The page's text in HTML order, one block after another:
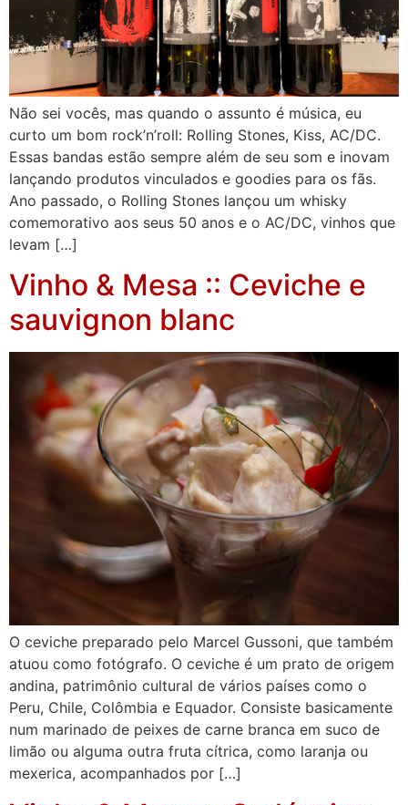
Não sei vocês, mas quando o assunto é música, eu
curto um bom rock’n’roll: Rolling Stones, Kiss, AC/DC.
Essas bandas estão sempre além de seu som e inovam
lançando produtos vinculados e goodies para os fãs.
Ano passado, o Rolling Stones lançou um whisky
comemorativo aos seus 50 anos e o AC/DC, vinhos que
levam […]
Vinho & Mesa :: Ceviche e
sauvignon blanc
O ceviche preparado pelo Marcel Gussoni, que também
atuou como fotógrafo. O ceviche é um prato de origem
andina, patrimônio cultural de vários países como o
Peru, Chile, Colômbia e Equador. Consiste basicamente
num marinado de peixes de carne branca em suco de
limão ou alguma outra fruta cítrica, como laranja ou
mexerica, acompanhados por […]